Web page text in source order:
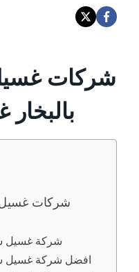
شركات
شركات غسيل
شركة غسيل
افضل شركة غسيل